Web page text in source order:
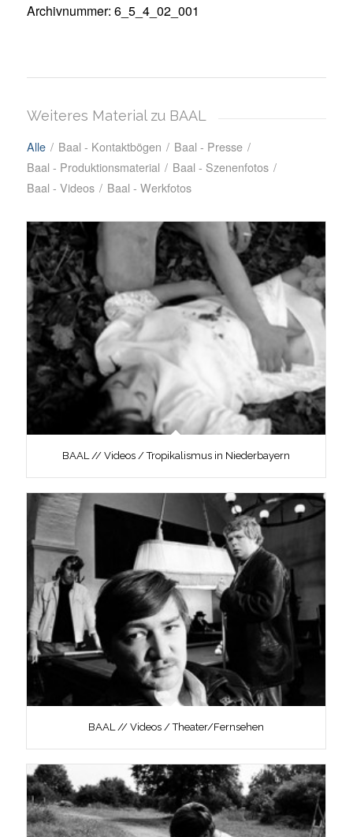
Archivnummer: 6_5_4_02_001
Weiteres Material zu BAAL
Alle / Baal - Kontaktbögen / Baal - Presse /
Baal - Produktionsmaterial / Baal - Szenenfotos /
Baal - Videos / Baal - Werkfotos
BAAL // Videos / Tropikalismus in Niederbayern
BAAL // Videos / Theater/Fernsehen